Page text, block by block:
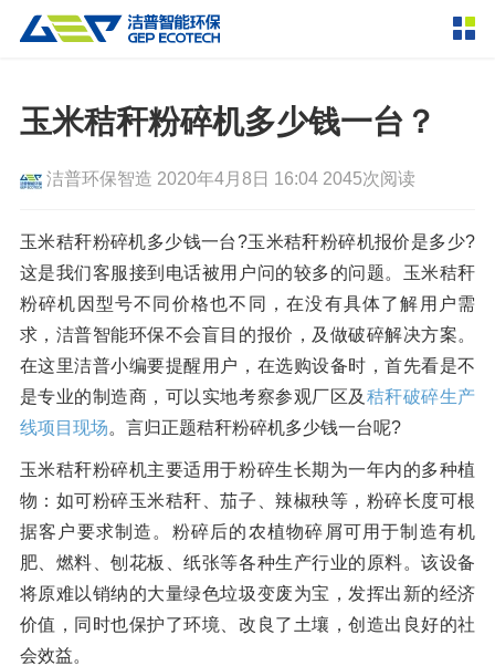
双轴撕碎机 单轴撕碎机
四轴撕碎机 液压粗碎机
垃圾破袋机 移动式撕碎站
粉碎设备
环锤式粉碎机 鼓式粉碎机
轮胎钢丝分离机 通用型粉碎机
破碎设备
反击式破碎机 颚式破碎机
圆锥破碎机
重型锤式破碎机 移动式破碎站
挤压成型设备
RDF成型机 生物质颗粒机
液压打包机
成套机组
封闭式破碎系统 废轮胎热解系统
橡胶破胶机组
分选分离设备
风选机 滚筒筛
磁选机 涡电流分选机
脉冲除尘器 轮胎抽丝机
解决方案
服务支持
新闻资讯
走进洁普
玉米秸秆粉碎机多少钱一台？
洁普环保智造 2020年4月8日 16:04 2045次阅读
玉米秸秆粉碎机多少钱一台?玉米秸秆粉碎机报价是多少?
这是我们客服接到电话被用户问的较多的问题。玉米秸秆
粉碎机因型号不同价格也不同，在没有具体了解用户需
求，洁普智能环保不会盲目的报价，及做破碎解决方案。
在这里洁普小编要提醒用户，在选购设备时，首先看是不
是专业的制造商，可以实地考察参观厂区及 秸秆破碎生产
线项目现场。言归正题秸秆粉碎机多少钱一台呢?
玉米秸秆粉碎机主要适用于粉碎生长期为一年内的多种植
物：如可粉碎玉米秸秆、茄子、辣椒秧等，粉碎长度可根
据客户要求制造。粉碎后的农植物碎屑可用于制造有机
肥、燃料、刨花板、纸张等各种生产行业的原料。该设备
将原难以销纳的大量绿色垃圾变废为宝，发挥出新的经济
价值，同时也保护了环境、改良了土壤，创造出良好的社
会效益。